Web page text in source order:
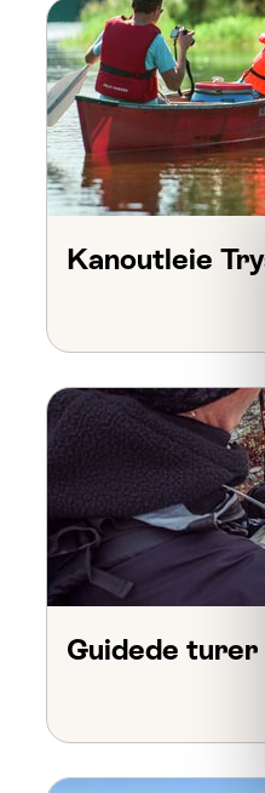
Kanoutleie
Guidede turer